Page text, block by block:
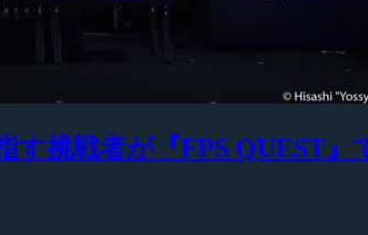
挑戦者が『FPS QUEST